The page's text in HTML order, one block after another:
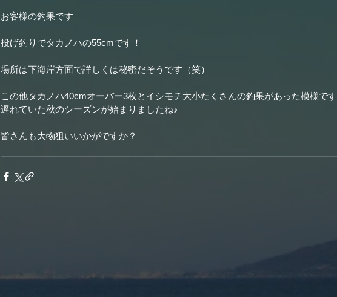
お客様の釣果です
投げ釣りでタカノハの55cmです！
場所は下海岸方面で詳しくは秘密だそうです（笑）
この他タカノハ40cmオーバー3枚とイシモチ大小たくさんの釣果があった模様です
遅れていた秋のシーズンが始まりましたね♪
皆さんも大物狙いいかがですか？